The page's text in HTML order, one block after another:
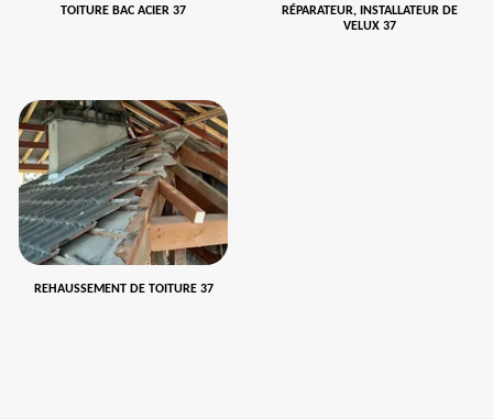
TOITURE BAC ACIER 37
RÉPARATEUR, INSTALLATEUR DE
VELUX 37
REHAUSSEMENT DE TOITURE 37